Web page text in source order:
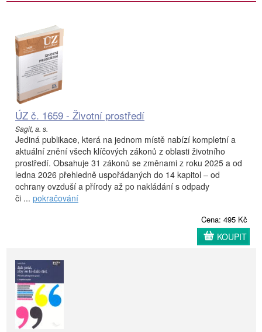
ÚZ č. 1659 - Životní prostředí
Sagit, a. s.
Jediná publikace, která na jednom místě nabízí kompletní a
aktuální znění všech klíčových zákonů z oblasti životního
prostředí. Obsahuje 31 zákonů se změnami z roku 2025 a od
ledna 2026 přehledně uspořádaných do 14 kapitol – od
ochrany ovzduší a přírody až po nakládání s odpady
či ... pokračování
Cena: 495 Kč
KOUPIT